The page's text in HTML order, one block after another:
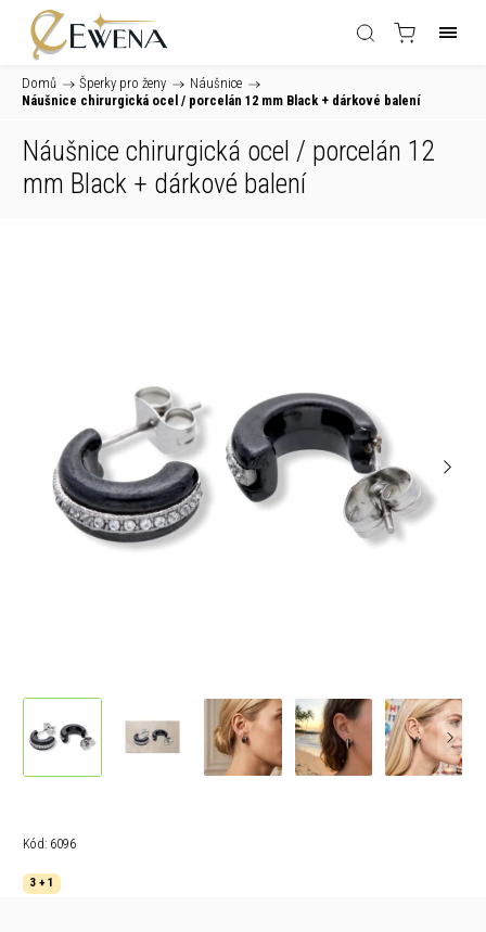
Domů / Šperky pro ženy / Náušnice /
Náušnice chirurgická ocel / porcelán 12 mm Black + dárkové balení
Náušnice chirurgická ocel / porcelán 12
mm Black + dárkové balení
Kód: 6096
3 + 1